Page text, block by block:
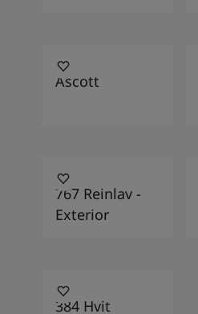
553
Ascott
767
767 Reinlav -
Exterior
384
384 Hvit